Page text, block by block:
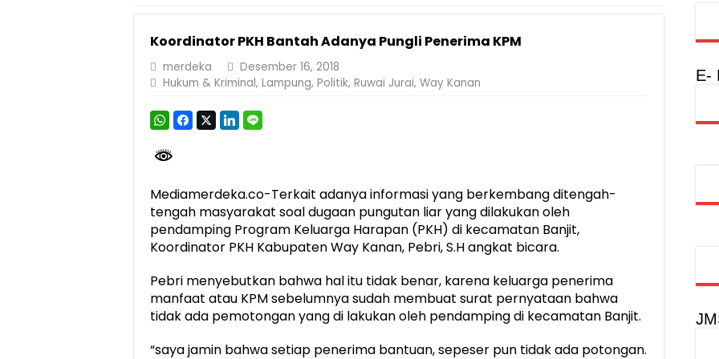
Dirut Jasa Raharja Dampingi Wamenhub Tinjau Penanganan Korban KM Mutiara Sentosa II di RS PHC
Pastikan Pelayanan Maksimal, Direksi Jasa Raharja Tinjau Korban Kebakaran KM Mutiara Sentosa II
Jasa Raharja Jamin Seluruh Korban Kebakaran KM Mutiara Sentosa II di Perairan Sumenep
Gubernur Mirza Ajak IAI Darul Fattah Cetak SDM Adaptif Berlandaskan Nilai Agama
Koordinator PKH Bantah Adanya Pungli Penerima KPM
merdeka
Desember 16, 2018
Hukum & Kriminal, Lampung, Politik, Ruwai Jurai, Way Kanan
Mediamerdeka.co-Terkait adanya informasi yang berkembang ditengah-
tengah masyarakat soal dugaan pungutan liar yang dilakukan oleh
pendamping Program Keluarga Harapan (PKH) di kecamatan Banjit,
Koordinator PKH Kabupaten Way Kanan, Pebri, S.H angkat bicara.
Pebri menyebutkan bahwa hal itu tidak benar, karena keluarga penerima
manfaat atau KPM sebelumnya sudah membuat surat pernyataan bahwa
tidak ada pemotongan yang di lakukan oleh pendamping di kecamatan Banjit.
“saya jamin bahwa setiap penerima bantuan, sepeser pun tidak ada potongan.
E-